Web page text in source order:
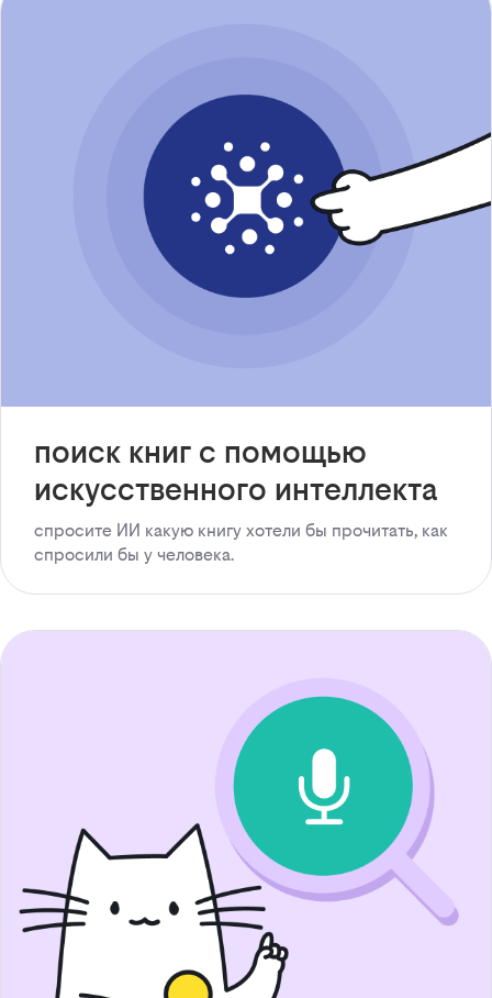
поиск книг с помощью
искусственного интеллекта
спросите ИИ какую книгу хотели бы прочитать, как
спросили бы у человека.